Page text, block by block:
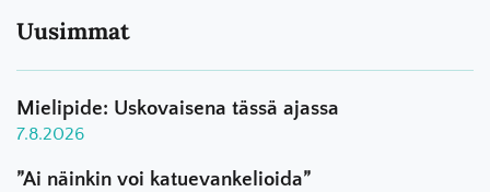
Uusimmat
Mielipide: Uskovaisena tässä ajassa
7.8.2026
”Ai näinkin voi katuevankelioida”